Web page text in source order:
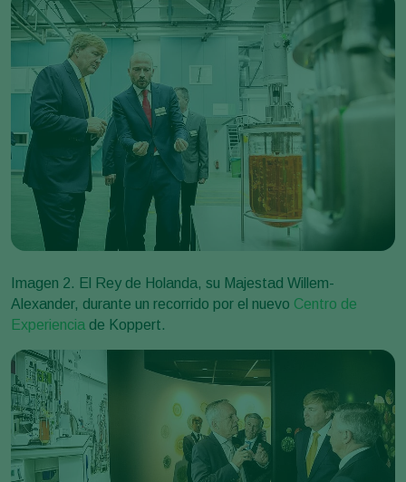
Imagen 2. El Rey de Holanda, su Majestad Willem-
Alexander, durante un recorrido por el nuevo Centro de
Experiencia de Koppert.